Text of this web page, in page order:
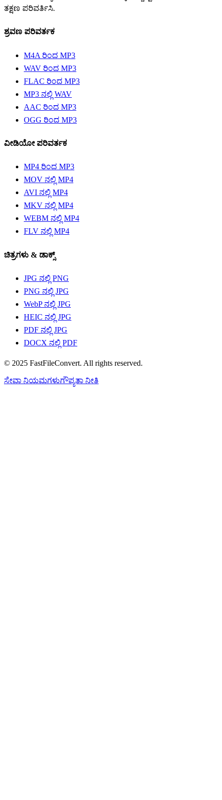
ತಕ್ಷಣ ಪರಿವರ್ತಿಸಿ.
ಶ್ರವಣ ಪರಿವರ್ತಕ
M4A ರಿಂದ MP3
WAV ರಿಂದ MP3
FLAC ರಿಂದ MP3
MP3 ನಲ್ಲಿ WAV
AAC ರಿಂದ MP3
OGG ರಿಂದ MP3
ವೀಡಿಯೋ ಪರಿವರ್ತಕ
MP4 ರಿಂದ MP3
MOV ನಲ್ಲಿ MP4
AVI ನಲ್ಲಿ MP4
MKV ನಲ್ಲಿ MP4
WEBM ನಲ್ಲಿ MP4
FLV ನಲ್ಲಿ MP4
ಚಿತ್ರಗಳು &‌ ಡಾಕ್ಸ್
JPG ನಲ್ಲಿ PNG
PNG ನಲ್ಲಿ JPG
WebP ನಲ್ಲಿ JPG
HEIC ನಲ್ಲಿ JPG
PDF ನಲ್ಲಿ JPG
DOCX ನಲ್ಲಿ PDF
© 2025 FastFileConvert. All rights reserved.
ಸೇವಾ ನಿಯಮಗಳುಗೌಪ್ಯತಾ ನೀತಿ